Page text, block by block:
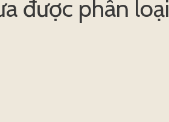
được phân loại